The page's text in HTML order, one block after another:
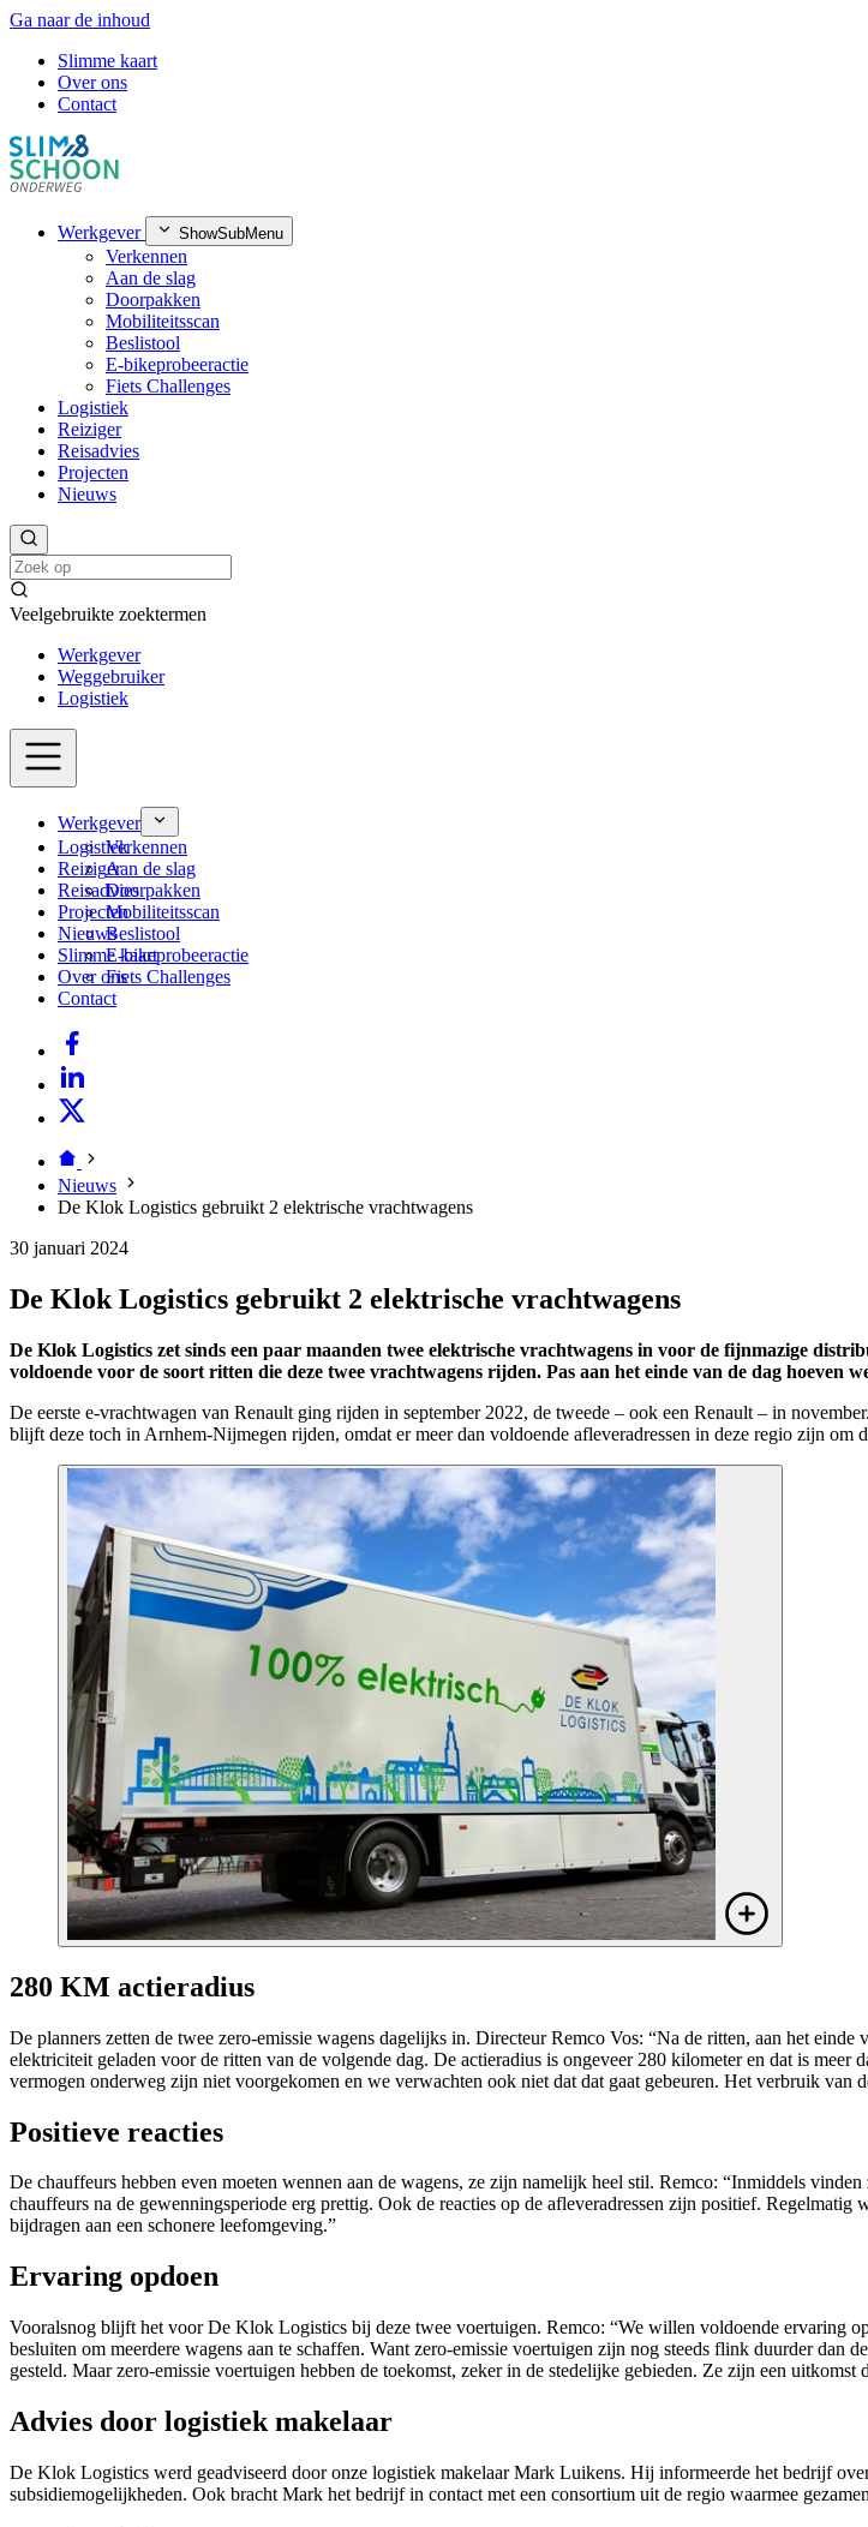
Ga naar de inhoud
Slimme kaart
Over ons
Contact
Werkgever ShowSubMenu
Verkennen
Aan de slag
Doorpakken
Mobiliteitsscan
Beslistool
E-bikeprobeeractie
Fiets Challenges
Logistiek
Reiziger
Reisadvies
Projecten
Nieuws
Veelgebruikte zoektermen
Werkgever
Weggebruiker
Logistiek
Werkgever
Verkennen
Aan de slag
Doorpakken
Mobiliteitsscan
Beslistool
E-bikeprobeeractie
Fiets Challenges
Logistiek
Reiziger
Reisadvies
Projecten
Nieuws
Slimme kaart
Over ons
Contact
Nieuws
De Klok Logistics gebruikt 2 elektrische vrachtwagens
30 januari 2024
De Klok Logistics gebruikt 2 elektrische vrachtwagens
De Klok Logistics zet sinds een paar maanden twee elektrische vrachtwagens in voor de fijnmazige
voldoende voor de soort ritten die deze twee vrachtwagens rijden. Pas aan het einde van de dag hoeven
De eerste e-vrachtwagen van Renault ging rijden in september 2022, de tweede – ook een Renault – in
blijft deze toch in Arnhem-Nijmegen rijden, omdat er meer dan voldoende afleveradressen in deze regio zijn om
280 KM actieradius
De planners zetten de twee zero-emissie wagens dagelijks in. Directeur Remco Vos: “Na de ritten, aan het
elektriciteit geladen voor de ritten van de volgende dag. De actieradius is ongeveer 280 kilometer en dat is
vermogen onderweg zijn niet voorgekomen en we verwachten ook niet dat dat gaat gebeuren. Het verbruik
Positieve reacties
De chauffeurs hebben even moeten wennen aan de wagens, ze zijn namelijk heel stil. Remco: “Inmiddels
chauffeurs na de gewenningsperiode erg prettig. Ook de reacties op de afleveradressen zijn positief.
bijdragen aan een schonere leefomgeving.”
Ervaring opdoen
Vooralsnog blijft het voor De Klok Logistics bij deze twee voertuigen. Remco: “We willen voldoende ervaring
besluiten om meerdere wagens aan te schaffen. Want zero-emissie voertuigen zijn nog steeds flink duurder
gesteld. Maar zero-emissie voertuigen hebben de toekomst, zeker in de stedelijke gebieden. Ze zijn een
Advies door logistiek makelaar
De Klok Logistics werd geadviseerd door onze logistiek makelaar Mark Luikens. Hij informeerde het bedrijf
subsidiemogelijkheden. Ook bracht Mark het bedrijf in contact met een consortium uit de regio waarmee